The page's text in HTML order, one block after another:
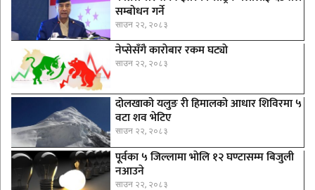
सम्बोधन गर्ने
साउन २२, २०८३
नेप्सेसँगै काराेबार रकम घट्याे
साउन २२, २०८३
दोलखाको यलुङ री हिमालको आधार शिविरमा ५
वटा शव भेटिए
साउन २२, २०८३
पूर्वका ५ जिल्लामा भाेलि १२ घण्टासम्म बिजुली
नआउने
साउन २२, २०८३